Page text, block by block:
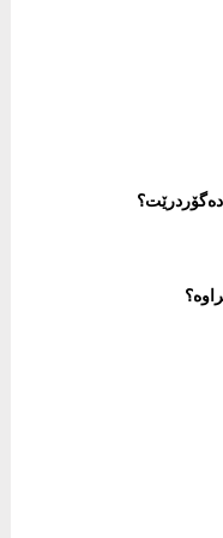
دەگۆردرێت؟